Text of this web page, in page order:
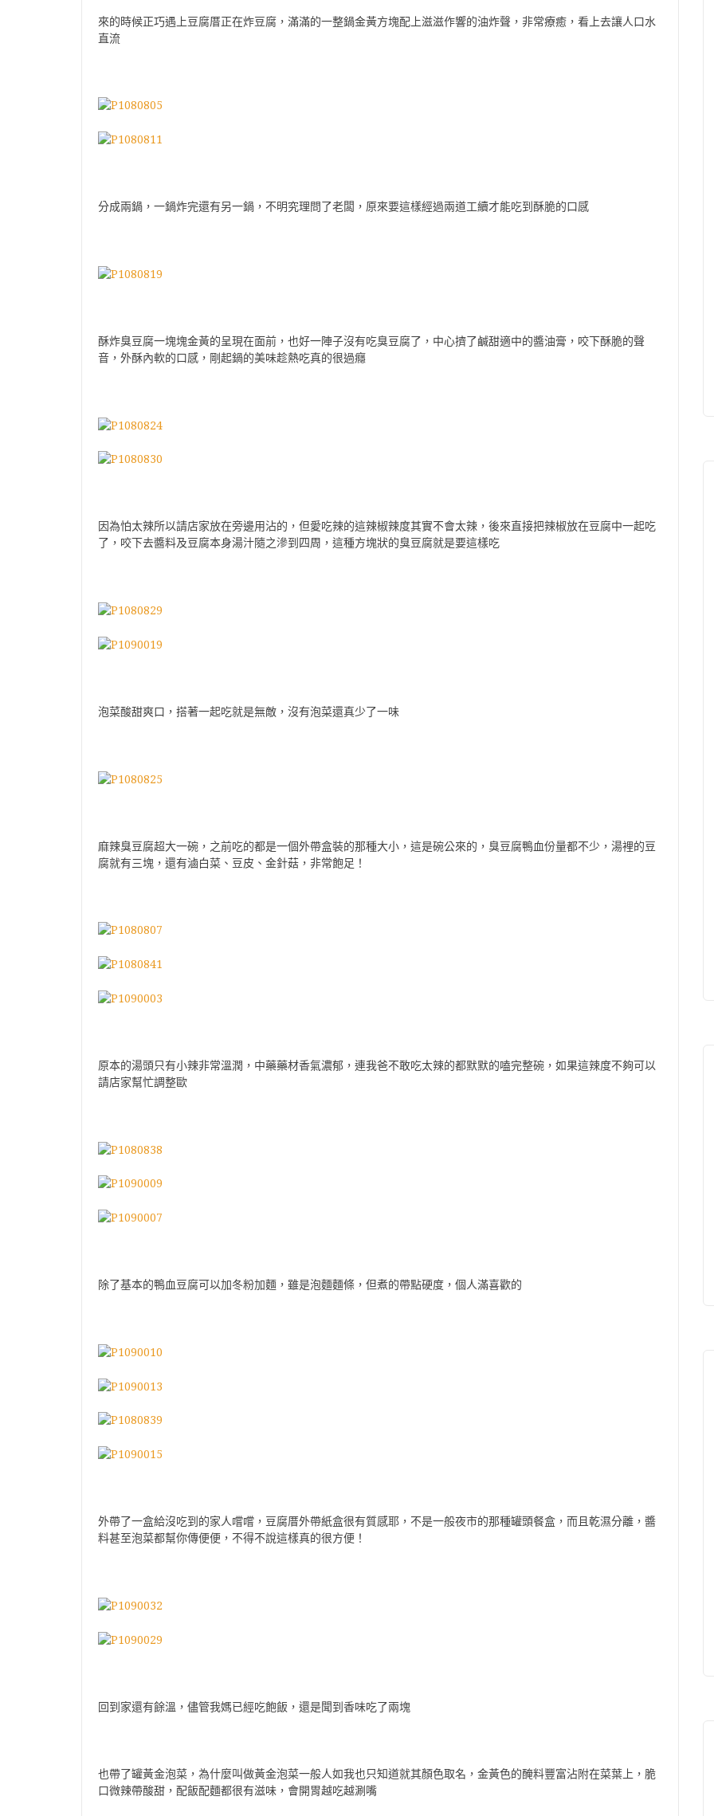
來的時候正巧遇上豆腐厝正在炸豆腐，滿滿的一整鍋金黃方塊配上滋滋作響的油炸聲，非常療癒，看上去讓人口水
直流
分成兩鍋，一鍋炸完還有另一鍋，不明究理問了老闆，原來要這樣經過兩道工續才能吃到酥脆的口感
酥炸臭豆腐一塊塊金黃的呈現在面前，也好一陣子沒有吃臭豆腐了，中心擠了鹹甜適中的醬油膏，咬下酥脆的聲
音，外酥內軟的口感，剛起鍋的美味趁熱吃真的很過癮
因為怕太辣所以請店家放在旁邊用沾的，但愛吃辣的這辣椒辣度其實不會太辣，後來直接把辣椒放在豆腐中一起吃
了，咬下去醬料及豆腐本身湯汁隨之滲到四周，這種方塊狀的臭豆腐就是要這樣吃
泡菜酸甜爽口，搭著一起吃就是無敵，沒有泡菜還真少了一味
麻辣臭豆腐超大一碗，之前吃的都是一個外帶盒裝的那種大小，這是碗公來的，臭豆腐鴨血份量都不少，湯裡的豆
腐就有三塊，還有滷白菜、豆皮、金針菇，非常飽足！
原本的湯頭只有小辣非常溫潤，中藥藥材香氣濃郁，連我爸不敢吃太辣的都默默的嗑完整碗，如果這辣度不夠可以
請店家幫忙調整歐
除了基本的鴨血豆腐可以加冬粉加麵，雖是泡麵麵條，但煮的帶點硬度，個人滿喜歡的
外帶了一盒給沒吃到的家人嚐嚐，豆腐厝外帶紙盒很有質感耶，不是一般夜市的那種罐頭餐盒，而且乾濕分離，醬
料甚至泡菜都幫你傳便便，不得不說這樣真的很方便！
回到家還有餘溫，儘管我媽已經吃飽飯，還是聞到香味吃了兩塊
也帶了罐黃金泡菜，為什麼叫做黃金泡菜一般人如我也只知道就其顏色取名，金黃色的醃料豐富沾附在菜葉上，脆
口微辣帶酸甜，配飯配麵都很有滋味，會開胃越吃越涮嘴